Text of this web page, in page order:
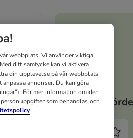
Dina
webbplats. Vi använder viktiga
ditt samtycke kan vi aktivera
din upplevelse på vår webbplats
annonser. Du kan göra
För mer information om den
som behandlas och